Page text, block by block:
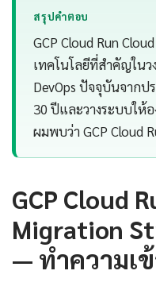
สรุปคำตอบ
GCP Cloud Run
เทคโนโลยีที่สำคัญใน
DevOps ปัจจุบันจาก
30 ปีและวางระบบให้
ผมพบว่า GCP Cloud
GCP Cloud
Migration
— ทำความเ